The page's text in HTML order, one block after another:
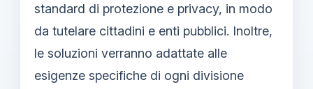
standard di protezione e privacy, in modo
da tutelare cittadini e enti pubblici. Inoltre,
le soluzioni verranno adattate alle
esigenze specifiche di ogni divisione